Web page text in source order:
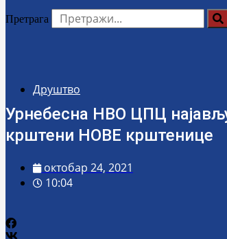
Претрага
Друштво
Урнебесна НВО ЦПЦ
крштени НОВЕ крштенице
октобар 24, 2021
10:04